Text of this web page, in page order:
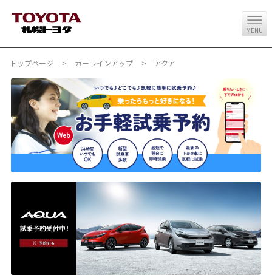
MENU
トップページ カーラインアップ アクア